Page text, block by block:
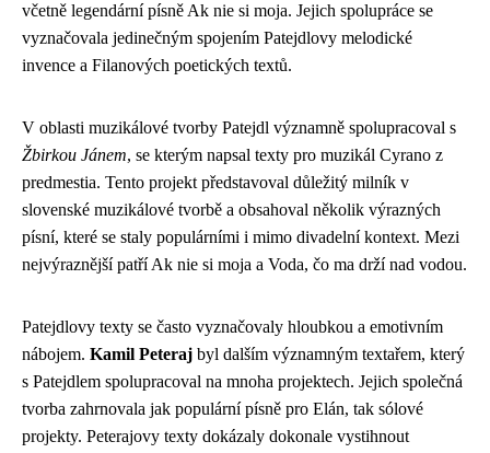
včetně legendární písně Ak nie si moja. Jejich spolupráce se
vyznačovala jedinečným spojením Patejdlovy melodické
invence a Filanových poetických textů.
V oblasti muzikálové tvorby Patejdl významně spolupracoval s
Žbirkou Jánem, se kterým napsal texty pro muzikál Cyrano z
predmestia. Tento projekt představoval důležitý milník v
slovenské muzikálové tvorbě a obsahoval několik výrazných
písní, které se staly populárními i mimo divadelní kontext. Mezi
nejvýraznější patří Ak nie si moja a Voda, čo ma drží nad vodou.
Patejdlovy texty se často vyznačovaly hloubkou a emotivním
nábojem. Kamil Peteraj byl dalším významným textařem, který
s Patejdlem spolupracoval na mnoha projektech. Jejich společná
tvorba zahrnovala jak populární písně pro Elán, tak sólové
projekty. Peterajovy texty dokázaly dokonale vystihnout